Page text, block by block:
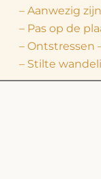
– Aanwezig
– Pas op de
– Ontstressen
– Stilte